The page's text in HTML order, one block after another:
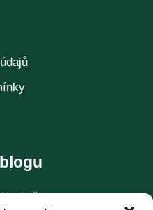
jistě!